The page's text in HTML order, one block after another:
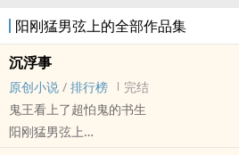
阳刚猛男弦上的全部作品集
沉浮事
原创小说 / 排行榜
完结
鬼王看上了超怕鬼的书生
阳刚猛男弦上